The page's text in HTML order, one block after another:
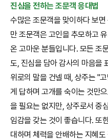
진심을 전하는 조문객 응대법
수많은 조문객을 맞이하다 보
만 조문객은 고인을 추모하고
온 고마운 분들입니다. 모든 조
도, 진심을 담아 감사의 마음을
위로의 말을 건넬 때, 상주는 "
게 답하며 고개를 숙이는 것만
을 필요는 없지만, 상주로서 중
임감을 갖는 것이 좋습니다. 또
대하며 체력을 안배하는 지혜도